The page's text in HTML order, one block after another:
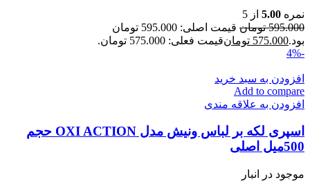
نمره 5.00 از 5
595.000 تومان
قیمت اصلی: 595.000 تومان
بود.575.000 تومانقیمت فعلی: 575.000 تومان.
-4%
افزودن به سبد خرید
Add to compare
افزودن به علاقه مندی
اسپری لکه بر لباس ونیش مدل OXI ACTION حجم
500میل اصلی
موجود در انبار